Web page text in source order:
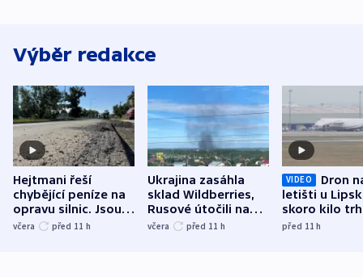
Výběr redakce
Hejtmani řeší
chybějící peníze na
opravu silnic. Jsou
nenárokové, namítá
včera před 11 h
Ukrajina zasáhla
sklad Wildberries,
Rusové útočili na
trh, hasiče či
včera před 11 h
VIDEO
Dron
letišti u
skoro kilo
indicie
před 11h